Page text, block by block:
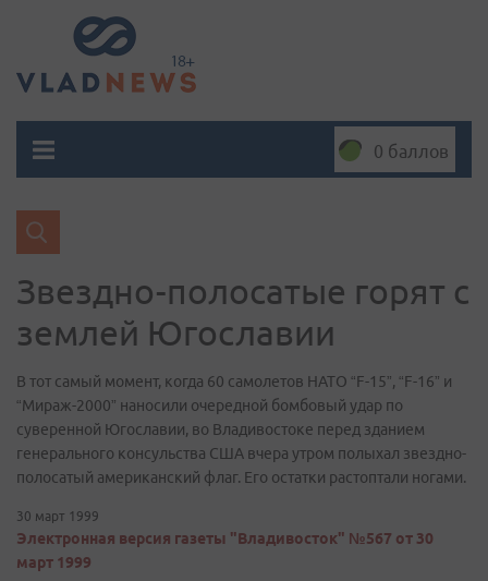
0 баллов
Звездно-полосатые горят с
землей Югославии
В тот самый момент, когда 60 самолетов НАТО “F-15”, “F-16” и
“Мираж-2000” наносили очередной бомбовый удар по
суверенной Югославии, во Владивостоке перед зданием
генерального консульства США вчера утром полыхал звездно-
полосатый американский флаг. Его остатки растоптали ногами.
30 март 1999
Электронная версия газеты "Владивосток" №567 от 30
март 1999